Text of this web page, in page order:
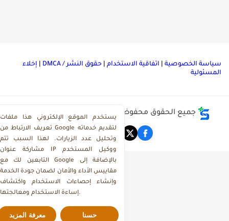
الخصوصية|اتفاقية الاستخدام|حقوق النشر / DMCA |إخلاء
جميع الحقوق محفوظة © مركز تحميل ملفات ذاكرولي
يستخدم الموقع الإلكتروني هذا ملفات
تعريف الارتباط من Google لتقديم خدماته
وتحليل عدد الزيارات. لهذا السبب تتم
مشاركة عنوان IP ووكيل المستخدم
التابعين لك مع Google بالإضافة إلى
مقاييس الأداء والأمان لضمان جودة الخدمة
وإنشاء إحصاءات الاستخدام واكتشاف
معرفة المزيد حسنا